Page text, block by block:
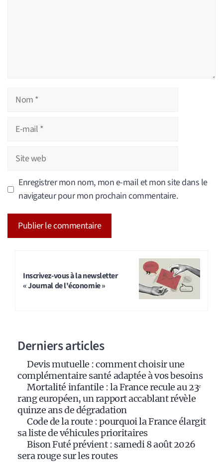
Nom
Site
Enregistrer mon nom, mon e-mail et mon site dans le
navigateur pour mon prochain commentaire.
Inscrivez-vous à la newsletter
« Journal de l'économie »
Derniers articles
Devis mutuelle : comment choisir une
complémentaire santé adaptée à vos besoins
Mortalité infantile : la France recule au 23ᵉ
rang européen, un rapport accablant révèle
quinze ans de dégradation
Code de la route : pourquoi la France élargit
sa liste de véhicules prioritaires
Bison Futé prévient : samedi 8 août 2026
sera rouge sur les routes